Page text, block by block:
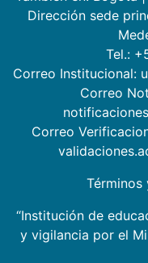
Dirección sede
Tel.:
Correo Institucional:
Correo
Correo
Términos
“Institución de
y vigilancia por el